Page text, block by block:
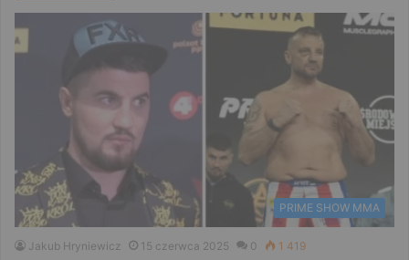
PRIME SHOW MMA
Jakub Hryniewicz 15 czerwca 2025 0 1 419